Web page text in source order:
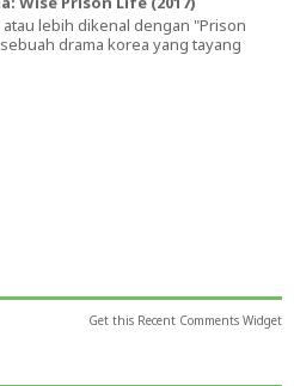
lebih dikenal dengan "Prison
drama korea yang tayang
Get this Recent Comments Widget